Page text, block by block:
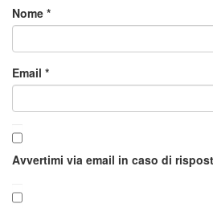
Nome *
Email *
Avvertimi via email in caso di